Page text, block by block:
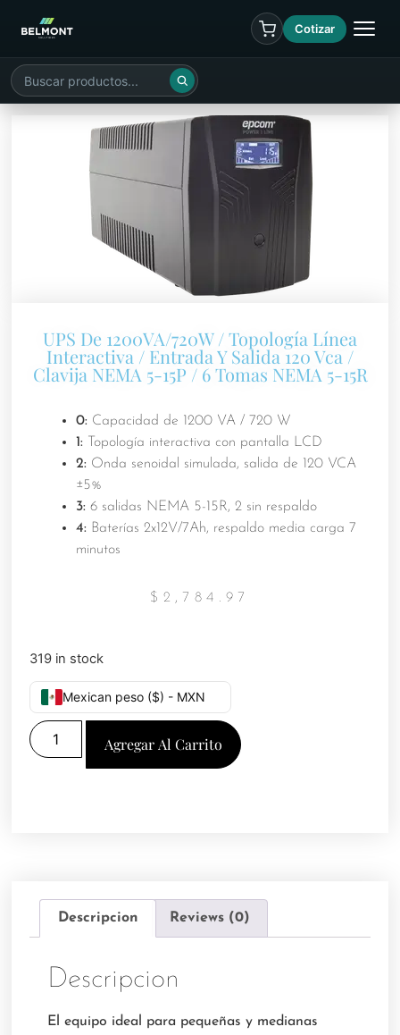
Cotizar
UPS De 1200VA/720W / Topología Línea
Interactiva / Entrada Y Salida 120 Vca /
Clavija NEMA 5-15P / 6 Tomas NEMA 5-15R
0: Capacidad de 1200 VA / 720 W
1: Topología interactiva con pantalla LCD
2: Onda senoidal simulada, salida de 120 VCA
±5%
3: 6 salidas NEMA 5-15R, 2 sin respaldo
4: Baterías 2x12V/7Ah, respaldo media carga 7
minutos
$ 2,784.97
319 in stock
Mexican peso ($) - MXN
Agregar Al Carrito
Descripcion Reviews (0)
Descripcion
El equipo ideal para pequeñas y medianas